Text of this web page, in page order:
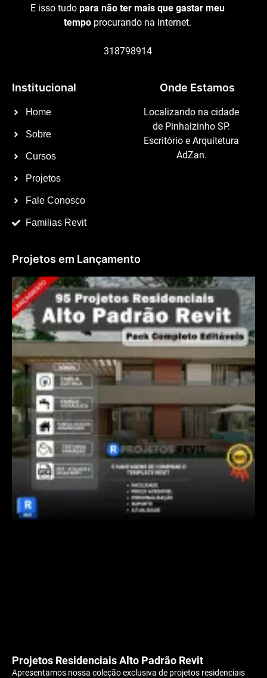
E isso tudo para não ter mais que gastar meu
tempo procurando na internet.
318798914
Institucional
Home
Sobre
Cursos
Projetos
Fale Conosco
Familias Revit
Onde Estamos
Localizando na cidade
de Pinhalzinho SP.
Escritório e Arquitetura
AdZan.
Projetos em Lançamento
Projetos Residenciais Alto Padrão Revit
Apresentamos nossa coleção exclusiva de projetos residenciais